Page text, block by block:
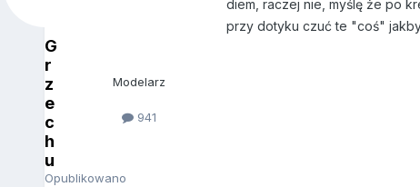
G
r
z
e
c
h
u
Opublikowano
Modelarz
941
diem, raczej nie, myślę że po
przy dotyku czuć te "coś"